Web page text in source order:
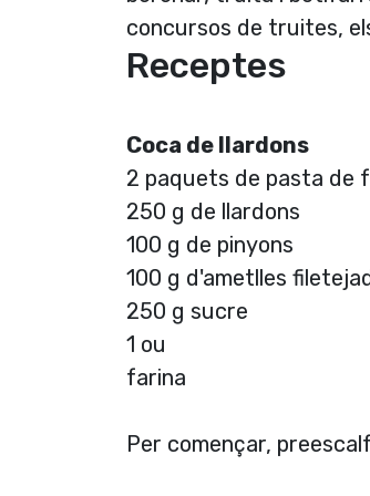
concursos de truites,
Receptes
Coca de llardons
2 paquets de pasta de
250 g de llardons
100 g de pinyons
100 g d'ametlles
250 g sucre
1 ou
farina
Per començar,